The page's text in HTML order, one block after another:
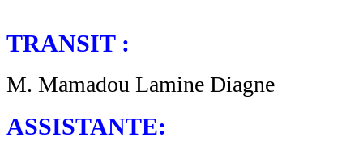
TRANSIT :
M. Mamadou Lamine Diagne
ASSISTANTE: